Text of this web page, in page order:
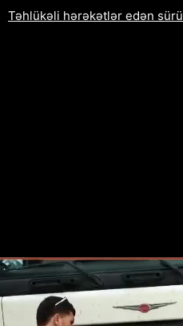
Təhlükəli hərəkətlər edən